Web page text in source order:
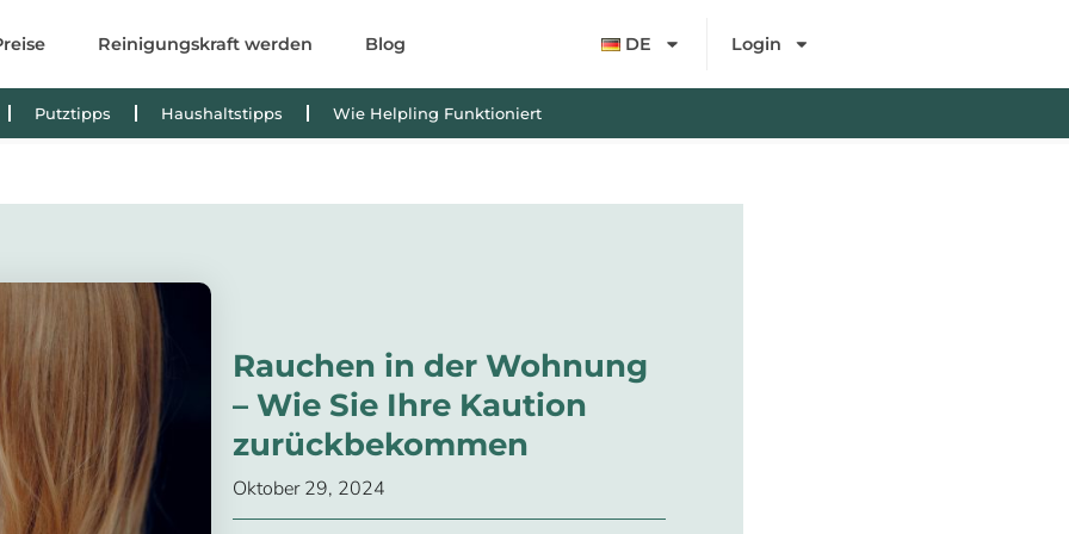
Reinigungskraft werden Blog DE Login
Putztipps Haushaltstipps Wie Helpling Funktioniert
Rauchen in der Wohnung
– Wie Sie Ihre Kaution
zurückbekommen
Oktober 29, 2024